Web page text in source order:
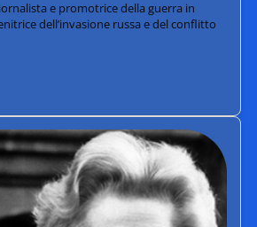
e promotrice della guerra in
dell’invasione russa e del conflitto